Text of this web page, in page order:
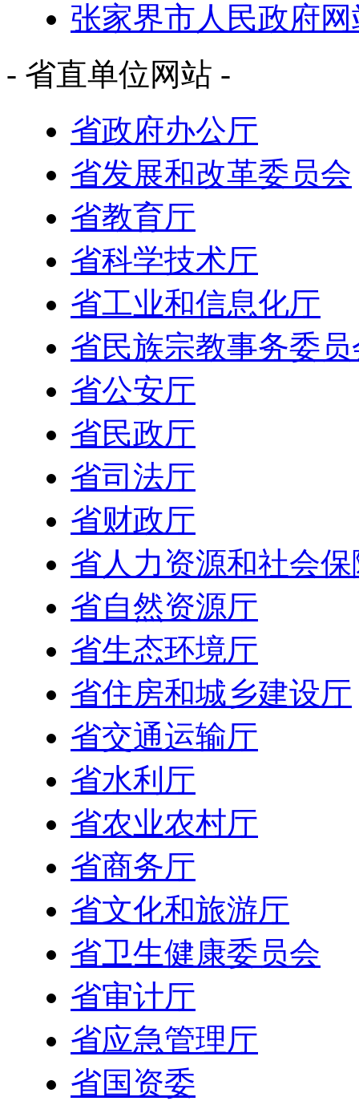
张家界市人民政府网
- 省直单位网站 -
省政府办公厅
省发展和改革委员会
省教育厅
省科学技术厅
省工业和信息化厅
省民族宗教事务委员
省公安厅
省民政厅
省司法厅
省财政厅
省人力资源和社会
省自然资源厅
省生态环境厅
省住房和城乡建设厅
省交通运输厅
省水利厅
省农业农村厅
省商务厅
省文化和旅游厅
省卫生健康委员会
省审计厅
省应急管理厅
省国资委